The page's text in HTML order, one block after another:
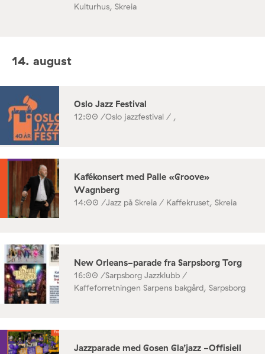
Kulturhus, Skreia
14. august
Oslo Jazz Festival
12:00 /Oslo jazzfestival / ,
Kafékonsert med Palle «Groove»
Wagnberg
14:00 /Jazz på Skreia / Kaffekruset, Skreia
New Orleans-parade fra Sarpsborg Torg
16:00 /Sarpsborg Jazzklubb /
Kaffeforretningen Sarpens bakgård, Sarpsborg
Jazzparade med Gosen Gla’jazz -Offisiell